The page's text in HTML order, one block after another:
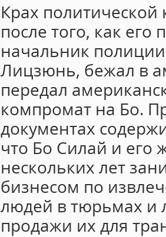
Крах
после того, как
начальник
Лицзюнь, бежал в
передал
компромат на Бо.
документах
что Бо Силай и его
нескольких лет
бизнесом по
людей в тюрьмах и
продажи их для